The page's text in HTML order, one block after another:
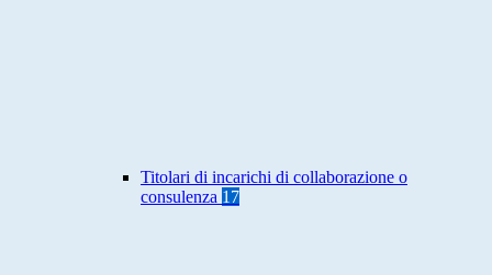
Titolari di incarichi di collaborazione o
consulenza 17